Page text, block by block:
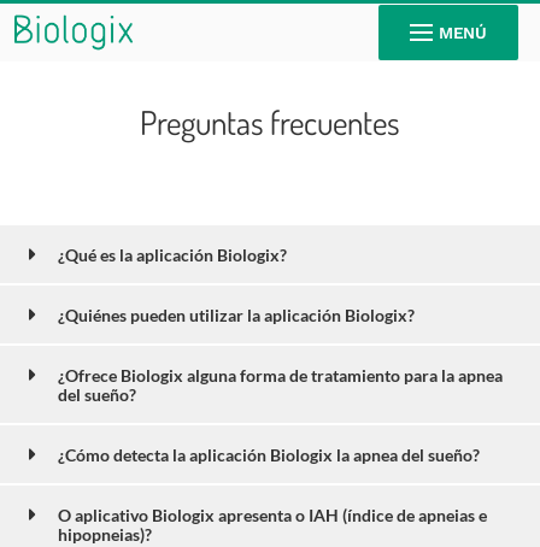
MENÚ
Preguntas frecuentes
¿Qué es la aplicación Biologix?
¿Quiénes pueden utilizar la aplicación Biologix?
¿Ofrece Biologix alguna forma de tratamiento para la apnea
del sueño?
¿Cómo detecta la aplicación Biologix la apnea del sueño?
O aplicativo Biologix apresenta o IAH (índice de apneias e
hipopneias)?